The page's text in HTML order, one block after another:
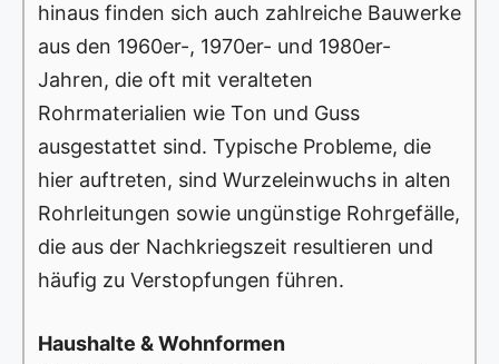
hinaus finden sich auch zahlreiche Bauwerke
aus den 1960er-, 1970er- und 1980er-
Jahren, die oft mit veralteten
Rohrmaterialien wie Ton und Guss
ausgestattet sind. Typische Probleme, die
hier auftreten, sind Wurzeleinwuchs in alten
Rohrleitungen sowie ungünstige Rohrgefälle,
die aus der Nachkriegszeit resultieren und
häufig zu Verstopfungen führen.
Haushalte & Wohnformen